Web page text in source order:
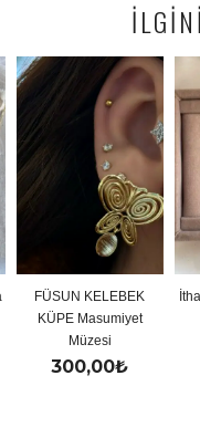
FÜSUN KELEBEK
KÜPE Masumiyet
Müzesi
300,00₺
İthal